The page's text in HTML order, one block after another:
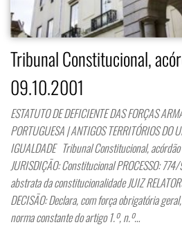
Tribunal Constitucional,
09.10.2001
ESTATUTO DE DEFICIENTE DAS FORÇAS
PORTUGUESA | ANTIGOS TERRITÓRIOS DO
IGUALDADE Tribunal Constitucional,
JURISDIÇÃO: Constitucional PROCESSO:
abstrata da constitucionalidade JUIZ
DECISÃO: Declara, com força obrigatória
norma constante do artigo 1.º, n.º…